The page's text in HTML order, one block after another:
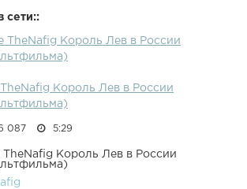
сети::
TheNafig Король Лев в России
Король Лев в России
087 5:29
TheNafig Король Лев в России